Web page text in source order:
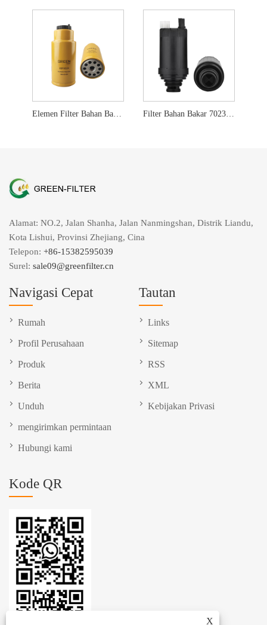
Elemen Filter Bahan Bakar Cross Referensi 423-8524
X
Alamat: NO.2, Jalan Shanha, Jalan Nanmingshan, Distrik Liandu,
Kota Lishui, Provinsi Zhejiang, Cina
Telepon: +86-15382595039
Surel: sale09@greenfilter.cn
Navigasi Cepat
Rumah
Profil Perusahaan
Produk
Berita
Unduh
mengirimkan permintaan
Hubungi kami
Tautan
Links
Sitemap
RSS
XML
Kebijakan Privasi
Kode QR